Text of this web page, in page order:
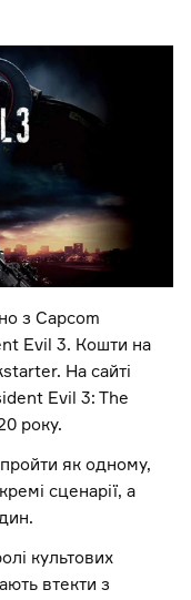
з Capcom
Evil 3. Кошти на
На сайті
Evil 3: The
року.
як одному,
сценарії, а
культових
втекти з